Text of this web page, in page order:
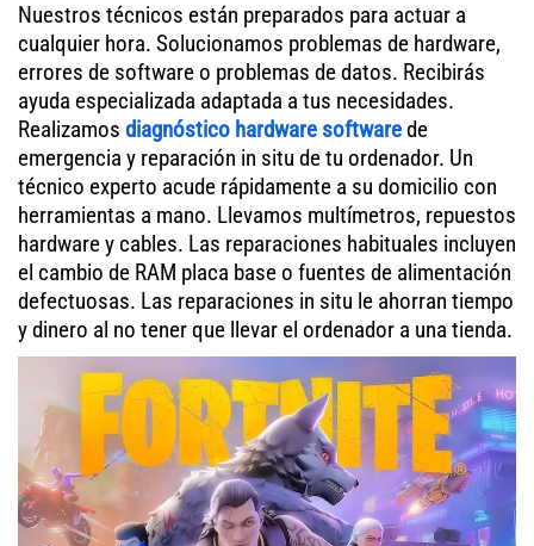
Nuestros técnicos están preparados para actuar a
cualquier hora. Solucionamos problemas de hardware,
errores de software o problemas de datos. Recibirás
ayuda especializada adaptada a tus necesidades.
Realizamos diagnóstico hardware softwarede
emergencia y reparación in situ de tu ordenador. Un
técnico experto acude rápidamente a su domicilio con
herramientas a mano. Llevamos multímetros, repuestos
hardware y cables. Las reparaciones habituales incluyen
el cambio de RAM placa base o fuentes de alimentación
defectuosas. Las reparaciones in situ le ahorran tiempo
y dinero al no tener que llevar el ordenador a una tienda.